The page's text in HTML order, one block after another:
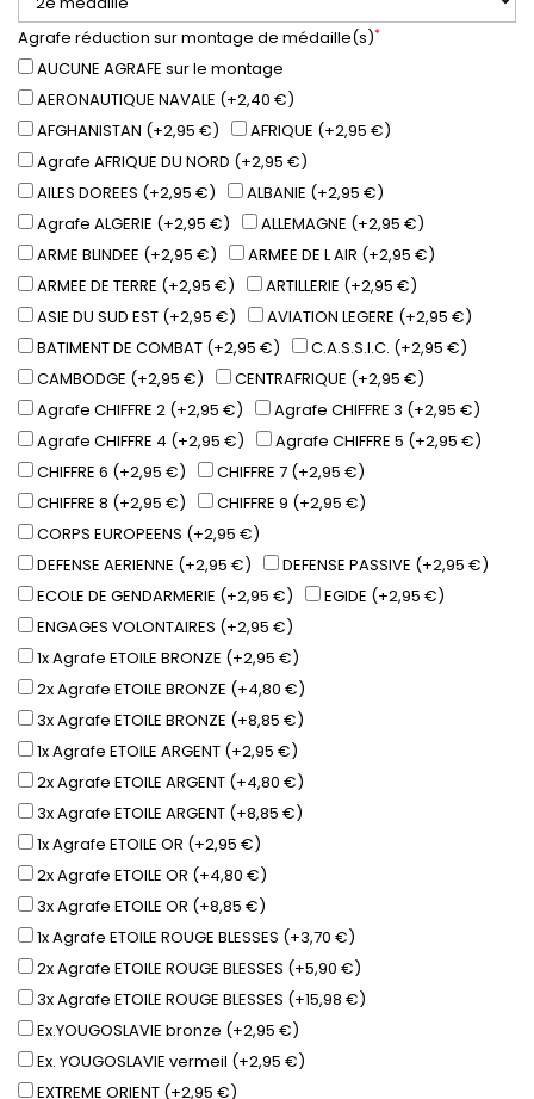
Agrafe réduction sur montage de médaille(s)*
AUCUNE AGRAFE sur le montage
AERONAUTIQUE NAVALE (+2,40 €)
AFGHANISTAN (+2,95 €)
AFRIQUE (+2,95 €)
Agrafe AFRIQUE DU NORD (+2,95 €)
AILES DOREES (+2,95 €)
ALBANIE (+2,95 €)
Agrafe ALGERIE (+2,95 €)
ALLEMAGNE (+2,95 €)
ARME BLINDEE (+2,95 €)
ARMEE DE L AIR (+2,95 €)
ARMEE DE TERRE (+2,95 €)
ARTILLERIE (+2,95 €)
ASIE DU SUD EST (+2,95 €)
AVIATION LEGERE (+2,95 €)
BATIMENT DE COMBAT (+2,95 €)
C.A.S.S.I.C. (+2,95 €)
CAMBODGE (+2,95 €)
CENTRAFRIQUE (+2,95 €)
Agrafe CHIFFRE 2 (+2,95 €)
Agrafe CHIFFRE 3 (+2,95 €)
Agrafe CHIFFRE 4 (+2,95 €)
Agrafe CHIFFRE 5 (+2,95 €)
CHIFFRE 6 (+2,95 €)
CHIFFRE 7 (+2,95 €)
CHIFFRE 8 (+2,95 €)
CHIFFRE 9 (+2,95 €)
CORPS EUROPEENS (+2,95 €)
DEFENSE AERIENNE (+2,95 €)
DEFENSE PASSIVE (+2,95 €)
ECOLE DE GENDARMERIE (+2,95 €)
EGIDE (+2,95 €)
ENGAGES VOLONTAIRES (+2,95 €)
1x Agrafe ETOILE BRONZE (+2,95 €)
2x Agrafe ETOILE BRONZE (+4,80 €)
3x Agrafe ETOILE BRONZE (+8,85 €)
1x Agrafe ETOILE ARGENT (+2,95 €)
2x Agrafe ETOILE ARGENT (+4,80 €)
3x Agrafe ETOILE ARGENT (+8,85 €)
1x Agrafe ETOILE OR (+2,95 €)
2x Agrafe ETOILE OR (+4,80 €)
3x Agrafe ETOILE OR (+8,85 €)
1x Agrafe ETOILE ROUGE BLESSES (+3,70 €)
2x Agrafe ETOILE ROUGE BLESSES (+5,90 €)
3x Agrafe ETOILE ROUGE BLESSES (+15,98 €)
Ex.YOUGOSLAVIE bronze (+2,95 €)
Ex. YOUGOSLAVIE vermeil (+2,95 €)
EXTREME ORIENT (+2,95 €)